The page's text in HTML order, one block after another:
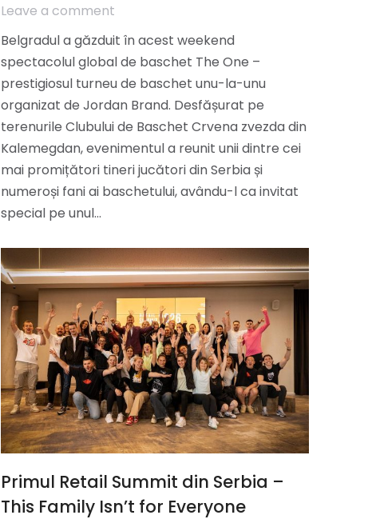
Leave a comment
Belgradul a găzduit în acest weekend
spectacolul global de baschet The One –
prestigiosul turneu de baschet unu-la-unu
organizat de Jordan Brand. Desfășurat pe
terenurile Clubului de Baschet Crvena zvezda din
Kalemegdan, evenimentul a reunit unii dintre cei
mai promițători tineri jucători din Serbia și
numeroși fani ai baschetului, avându-l ca invitat
special pe unul…
Primul Retail Summit din Serbia –
This Family Isn’t for Everyone